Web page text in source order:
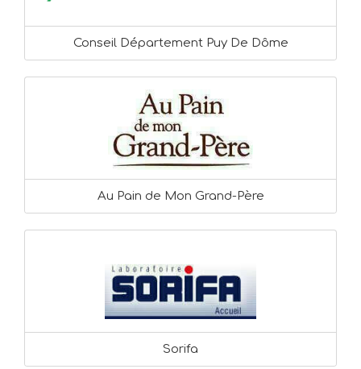
Conseil Département Puy De Dôme
Au Pain de Mon Grand-Père
Sorifa